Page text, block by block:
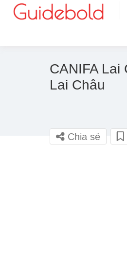
CANIFA Lai
Lai Châu
Chia sẻ